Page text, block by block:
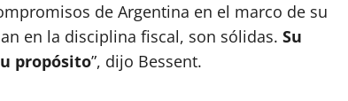
de Argentina en el marco de su
en la disciplina fiscal, son sólidas. Su
propósito”, dijo Bessent.